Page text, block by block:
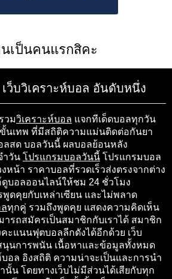
เป็นคนแรกสิคะ
เว็บวิเคราะห์บอล อันดับหนึ่ง
วมวิเคราะห์บอล แจกทีเด็ดบอลทุกวัน
นเทพ ที่มีสถิติความแม่นติดต่อกันยา
ลสด บอลวันนี้ ผลบอลย้อนหลัง
ำวัน โปรแกรมบอลวันนี้ โปรแกรมบอล
น้า ราคาบอลที่รวดเร็วส่งตรงจากต่าง
ดูบอลออนไลน์ให้ชม 24 ชั่วโมง
ดคุยกับเหล่าเซียน และไม่พลาด
ทุกคู่ รวมถึงพูดคุย แสดงความคิดเห็น
ารถสมัครเป็นสมาชิกกับเราได้ สมาชิก
ะแนนฟุตบอลลีกดังได้อีกด้วย เว็บ
นุนการพนัน เนื้อหาและข้อมูลทั้งหมด
บอล อิงสถิติ ความน่าจะเป็นและการนำ
นั้น โดยทางเว็บไม่มีส่วนได้เสียกับทุก